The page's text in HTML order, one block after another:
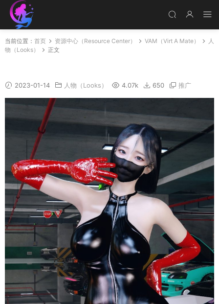
当前位置： 首页 资源中心（Resource Center） VAM（Virt A Mate）
人
物（Looks）
正文
2023-01-14 人物（Looks） 4.07k 650 推广